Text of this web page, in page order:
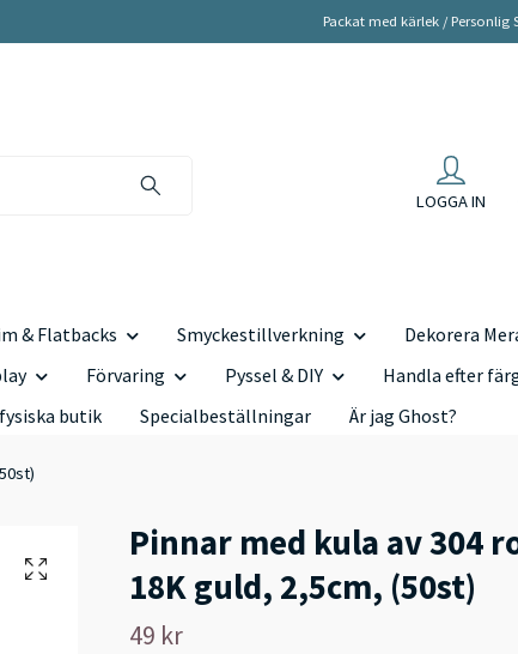
Packat med kärlek / Personlig
LOGGA IN
& Flatbacks Smyckestillverkning
Dekorera
Förvaring Pyssel & DIY Handla efter
butik Specialbeställningar Är jag Ghost?
Pinnar med kula av 304
18K guld, 2,5cm, (50st)
49 kr